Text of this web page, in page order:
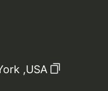
,USA